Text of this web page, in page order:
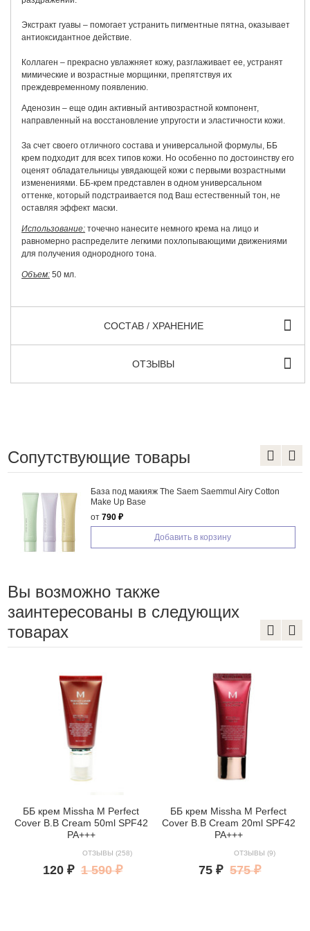
Экстракт гуавы – помогает устранить пигментные пятна, оказывает
антиоксидантное действие.
Коллаген – прекрасно увлажняет кожу, разглаживает ее, устранят
мимические и возрастные морщинки, препятствуя их
преждевременному появлению.
Аденозин – еще один активный антивозрастной компонент,
направленный на восстановление упругости и эластичности кожи.
За счет своего отличного состава и универсальной формулы, ББ
крем подходит для всех типов кожи. Но особенно по достоинству его
оценят обладательницы увядающей кожи с первыми возрастными
изменениями. ББ-крем представлен в одном универсальном
оттенке, который подстраивается под Ваш естественный тон, не
оставляя эффект маски.
Использование: точечно нанесите немного крема на лицо и
равномерно распределите легкими похлопывающими движениями
для получения однородного тона.
Объем: 50 мл.
СОСТАВ / ХРАНЕНИЕ
ОТЗЫВЫ
Сопутствующие товары
База под макияж The Saem Saemmul Airy Cotton
Make Up Base
от 790 ₽
Добавить в корзину
Вы возможно также
заинтересованы в следующих
товарах
ББ крем Missha M Perfect
Cover B.B Cream 50ml SPF42
PA+++
ОТЗЫВЫ (258)
120 ₽ 1 590 ₽
ББ крем Missha M Perfect
Cover B.B Cream 20ml SPF42
PA+++
ОТЗЫВЫ (9)
75 ₽ 575 ₽